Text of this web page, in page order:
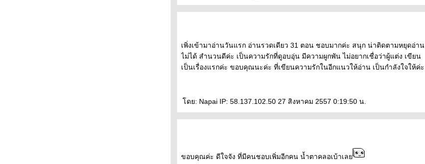
เพิ่งเข้ามาอ่านวันแรก อ่านรวดเดียว 31 ตอน ชอบมากค่ะ สนุก น่าติดตามหยุดอ่าน
ไม่ได้ สำนวนดีค่ะ เป็นความรักที่ดูอบอุ่น มีความผูกพัน ไม่อยากเชื่อว่าผู้แต่ง เขียน
เป็นเรื่องแรกค่ะ ขอบคุณนะค่ะ ที่เขียนความรักในอีกแนวให้อ่าน เป็นกำลังใจให้ค่ะ
ดย: Napai IP: 58.137.102.50 27 สิงหาคม 2557 0:19:50 น.
ขอบคุณค่ะ ดีใจจัง ที่มีคนชอบเพิ่มอีกคน น้ำตาคลอเบ้าเล